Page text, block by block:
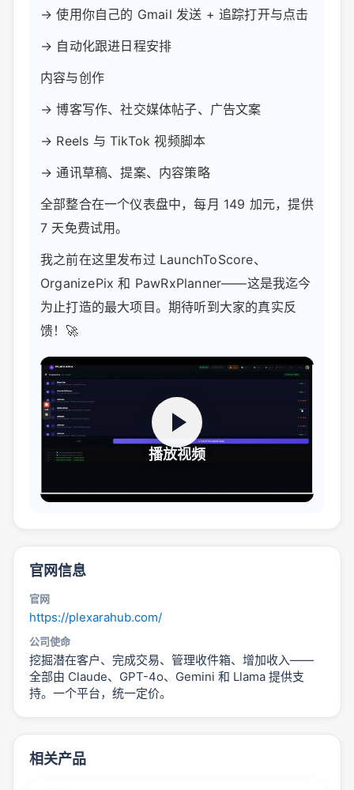
→ 使用你自己的 Gmail 发送 + 追踪打开与点击
→ 自动化跟进日程安排
内容与创作
→ 博客写作、社交媒体帖子、广告文案
→ Reels 与 TikTok 视频脚本
→ 通讯草稿、提案、内容策略
全部整合在一个仪表盘中，每月 149 加元，提供
7 天免费试用。
我之前在这里发布过 LaunchToScore、
OrganizePix 和 PawRxPlanner——这是我迄今
为止打造的最大项目。期待听到大家的真实反
馈！🚀
播放视频
官网信息
官网
https://plexarahub.com/
公司使命
挖掘潜在客户、完成交易、管理收件箱、增加收入——
全部由 Claude、GPT-4o、Gemini 和 Llama 提供支
持。一个平台，统一定价。
相关产品